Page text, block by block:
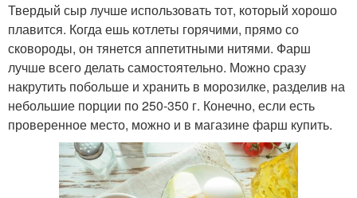
Твердый сыр лучше использовать тот, который хорошо
плавится. Когда ешь котлеты горячими, прямо со
сковороды, он тянется аппетитными нитями. Фарш
лучше всего делать самостоятельно. Можно сразу
накрутить побольше и хранить в морозилке, разделив на
небольшие порции по 250-350 г. Конечно, если есть
проверенное место, можно и в магазине фарш купить.